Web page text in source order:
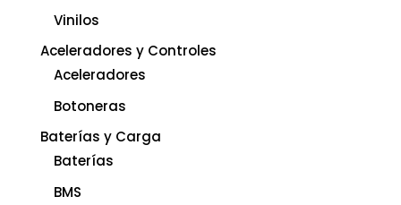
Vinilos
Aceleradores y Controles
Aceleradores
Botoneras
Baterías y Carga
Baterías
BMS